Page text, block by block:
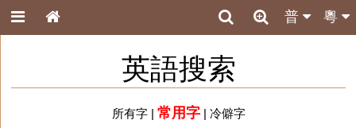
粵
普
英語搜索
所有字| 常用字| 冷僻字